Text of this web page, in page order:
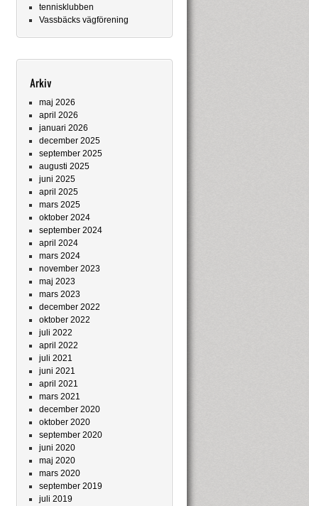
tennisklubben
Vassbäcks vägförening
Arkiv
maj 2026
april 2026
januari 2026
december 2025
september 2025
augusti 2025
juni 2025
april 2025
mars 2025
oktober 2024
september 2024
april 2024
mars 2024
november 2023
maj 2023
mars 2023
december 2022
oktober 2022
juli 2022
april 2022
juli 2021
juni 2021
april 2021
mars 2021
december 2020
oktober 2020
september 2020
juni 2020
maj 2020
mars 2020
september 2019
juli 2019